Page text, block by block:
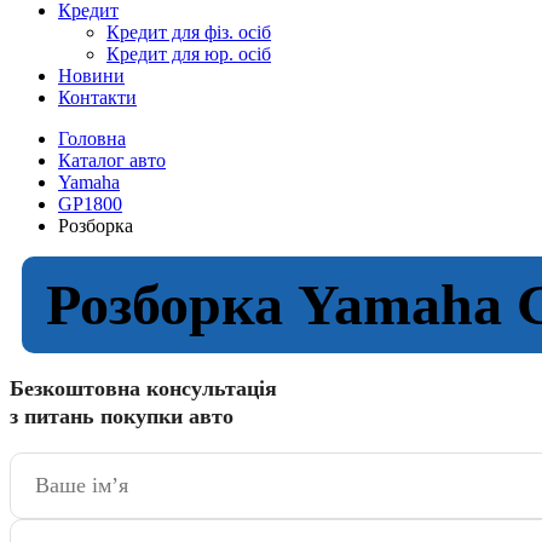
Кредит
Кредит для фіз. осіб
Кредит для юр. осіб
Новини
Контакти
Головна
Каталог авто
Yamaha
GP1800
Розборка
Розборка Yamaha
Безкоштовна консультація
з питань покупки авто